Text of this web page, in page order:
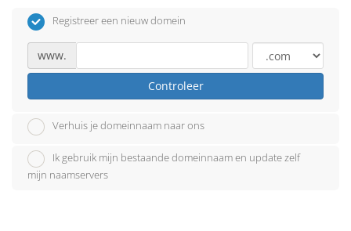
Registreer een nieuw domein
www.
Controleer
Verhuis je domeinnaam naar ons
Ik gebruik mijn bestaande domeinnaam en update zelf
mijn naamservers